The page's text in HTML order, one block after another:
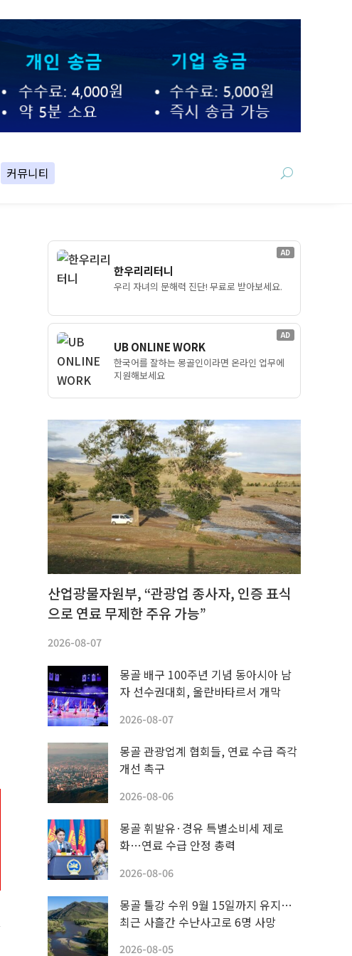
커뮤니티
AD
한우리리터니
우리 자녀의 문해력 진단! 무료로 받아보세요.
AD
UB ONLINE WORK
한국어를 잘하는 몽골인이라면 온라인 업무에
지원해보세요
산업광물자원부, “관광업 종사자, 인증 표식
으로 연료 무제한 주유 가능”
2026-08-07
몽골 배구 100주년 기념 동아시아 남
자 선수권대회, 울란바타르서 개막
2026-08-07
몽골 관광업계 협회들, 연료 수급 즉각
개선 촉구
2026-08-06
몽골 휘발유·경유 특별소비세 제로
화…연료 수급 안정 총력
2026-08-06
몽골 툴강 수위 9월 15일까지 유지…
최근 사흘간 수난사고로 6명 사망
2026-08-05